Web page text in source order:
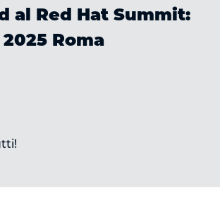
al Red Hat Summit:
Roma